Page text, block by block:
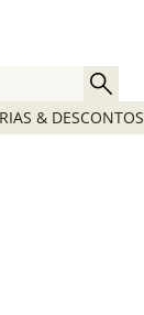
& DESCONTOS